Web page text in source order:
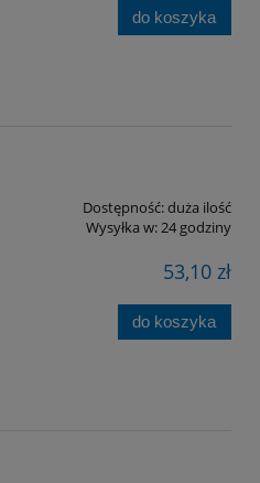
do koszyka
Dostępność:duża ilość
Wysyłka w:24 godziny
53,10 zł
do koszyka